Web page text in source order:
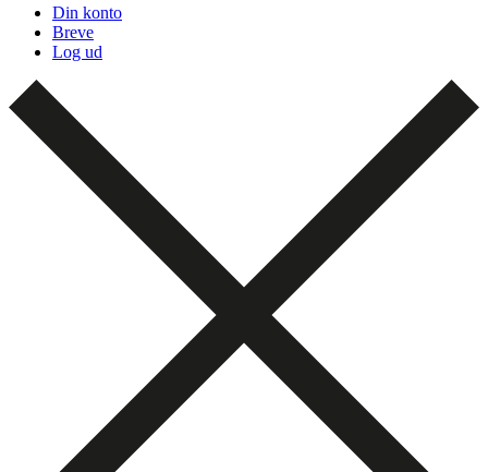
Din konto
Breve
Log ud